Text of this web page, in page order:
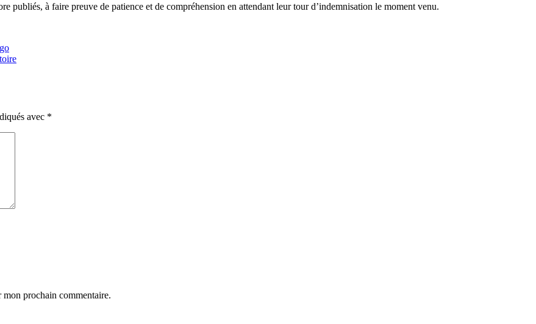
publiés, à faire preuve de patience et de compréhension en attendant leur tour d’indemnisation le moment venu.
avec *
prochain commentaire.